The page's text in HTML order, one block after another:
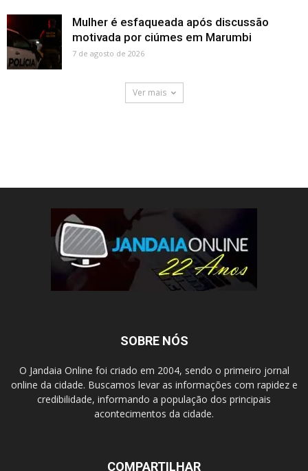
Mulher é esfaqueada após discussão
motivada por ciúmes em Marumbi
7 de agosto de 2026
Ver mais
SOBRE NÓS
O Jandaia Online foi criado em 2004, sendo o primeiro jornal
online da cidade. Buscamos levar as informações com rapidez e
credibilidade, informando a população dos principais
acontecimentos da cidade.
COMPARTILHAR